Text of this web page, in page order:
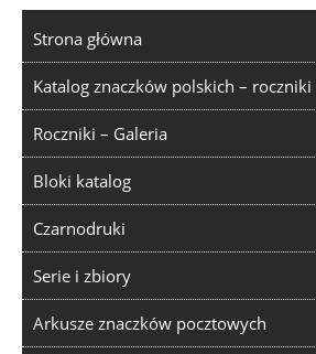
Strona główna
Katalog znaczków polskich – roczniki
Roczniki – Galeria
Bloki katalog
Czarnodruki
Serie i zbiory
Arkusze znaczków pocztowych